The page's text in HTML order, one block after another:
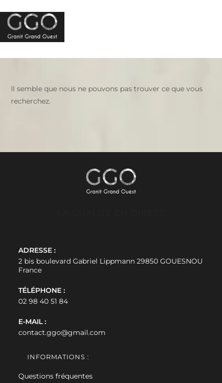
Il semble que nous ne pouvons pas trouver ce que vous
recherchez.
ADRESSE :
2 bis boulevard Gabriel Lippmann 29850 GOUESNOU
France
TÉLÉPHONE :
02 98 40 51 84
E-MAIL :
contact.ggo@gmail.com
INFORMATIONS :
Questions fréquentes